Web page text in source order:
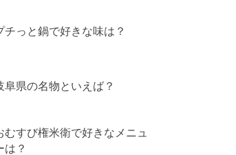
チっと鍋で好きな味は？
阜県の名物といえば？
むすび権米衛で好きなメニュ
は？